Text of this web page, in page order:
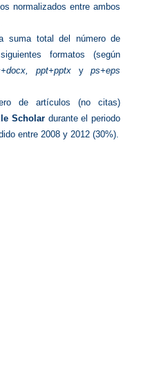
normalizados entre ambos
suma total del número de
formatos (según
ppt+pptx yps+eps
de artículos (no citas)
Scholardurante el periodo
entre 2008 y 2012 (30%).